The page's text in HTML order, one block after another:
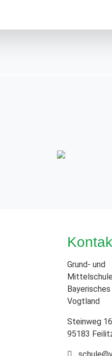
Grund- und
Mittelschule
Bayerisches
Vogtland
Steinweg 16
95183